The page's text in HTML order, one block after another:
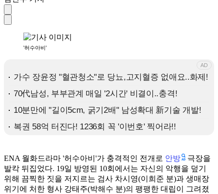
'허수아비'
ENA 월화드라마 '허수아비'가 충격적인 전개로 안방
극장을
발칵 뒤집었다. 19일 방영된 10회에서는 자신의 악행을 덮기
위해 끔찍한 짓을 저지르는 검사 차시영(이희준 분)과 생매장
위기에 처한 형사 강태주(박해수 분)의 팽팽한 대립이 그려졌